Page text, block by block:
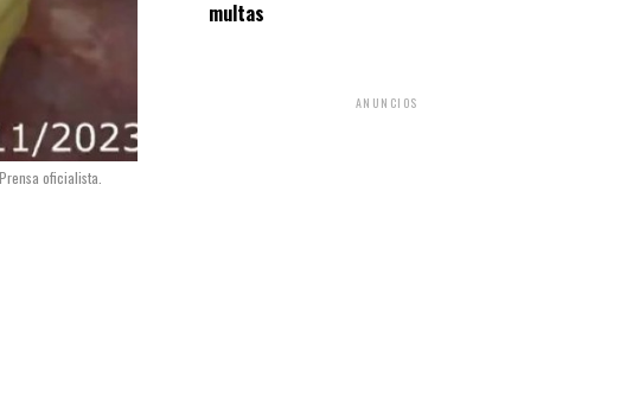
oficialista.
multas
ANUNCIOS